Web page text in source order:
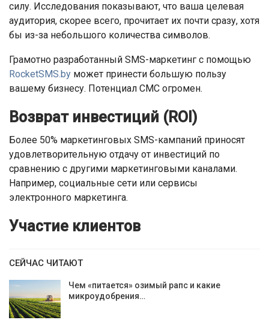
силу. Исследования показывают, что ваша целевая
аудитория, скорее всего, прочитает их почти сразу, хотя
бы из-за небольшого количества символов.
Грамотно разработанный SMS-маркетинг с помощью
RocketSMS.by может принести большую пользу
вашему бизнесу. Потенциал СМС огромен.
Возврат инвестиций (ROI)
Более 50% маркетинговых SMS-кампаний приносят
удовлетворительную отдачу от инвестиций по
сравнению с другими маркетинговыми каналами.
Например, социальные сети или сервисы
электронного маркетинга.
Участие клиентов
СЕЙЧАС ЧИТАЮТ
Чем «питается» озимый рапс и какие
микроудобрения…